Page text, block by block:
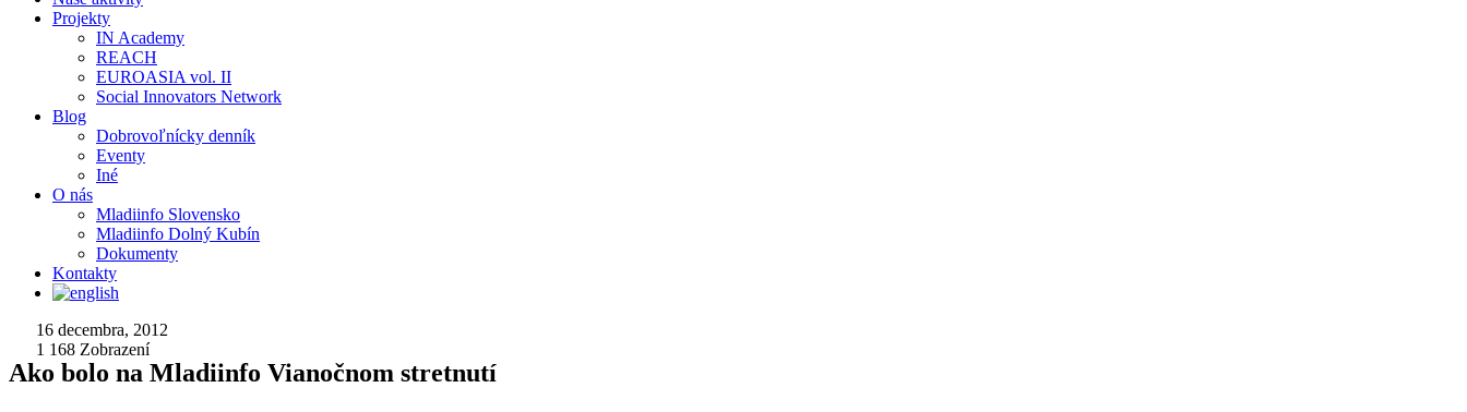
Projekty
IN Academy
REACH
EUROASIA vol. II
Social Innovators Network
Blog
Dobrovoľnícky denník
Eventy
Iné
O nás
Mladiinfo Slovensko
Mladiinfo Dolný Kubín
Dokumenty
Kontakty
16 decembra, 2012
1 168 Zobrazení
Ako bolo na Mladiinfo Vianočnom stretnutí